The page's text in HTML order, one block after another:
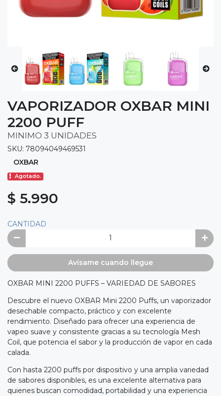
VAPORIZADOR OXBAR MINI
2200 PUFF
MINIMO 3 UNIDADES
SKU: 78094049469531
OXBAR
Agotado.
$ 5.990
CANTIDAD
Avísame cuando llegue
OXBAR MINI 2200 PUFFS – VARIEDAD DE SABORES
Descubre el nuevo OXBAR Mini 2200 Puffs, un vaporizador
desechable compacto, práctico y con excelente
rendimiento. Diseñado para ofrecer una experiencia de
vapeo suave y consistente gracias a su tecnología Mesh
Coil, que potencia el sabor y la producción de vapor en cada
calada.
Con hasta 2200 puffs por dispositivo y una amplia variedad
de sabores disponibles, es una excelente alternativa para
quienes buscan comodidad, portabilidad y una experiencia